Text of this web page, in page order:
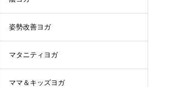
姿勢改善ヨガ
マタニティヨガ
ママ＆キッズヨガ